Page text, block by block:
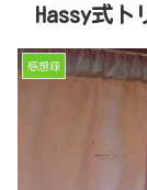
Hassy式
感想録